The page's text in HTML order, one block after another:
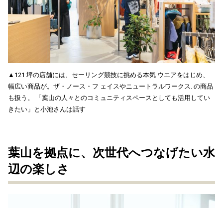
▲121 坪の店舗には、セーリング競技に挑める本気 ウエアをはじめ、
幅広い商品が。ザ・ノース・フ ェイスやニュートラルワークス. の商品
も扱う。 「葉山の人々とのコミュニティスペースとしても活用してい
きたい」と小池さんは話す
葉山を拠点に、次世代へつなげたい水
辺の楽しさ